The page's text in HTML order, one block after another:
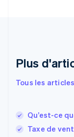
Plus
Tous les
Qu’est-ce
Taxe de
Español English
English
Finlande
English Svenska